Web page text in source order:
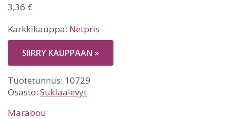
3,36 €
Karkkikauppa: Netpris
SIIRRY KAUPPAAN »
Tuotetunnus: 10729
Osasto: Suklaalevyt
Marabou